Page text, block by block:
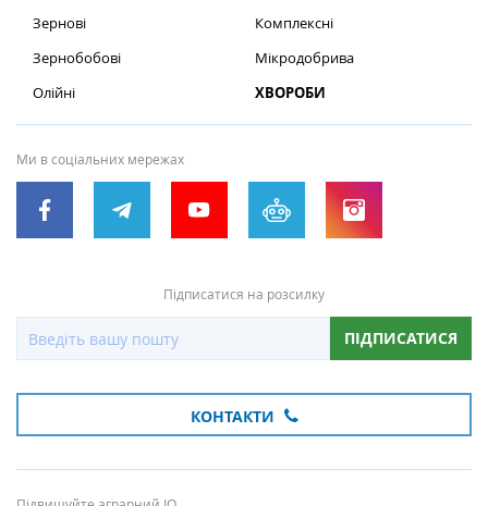
Зернові
Зернобобові
Олійні
Комплексні
Мікродобрива
ХВОРОБИ
Ми в соціальних мережах
Підписатися на розсилку
ПІДПИСАТИСЯ
КОНТАКТИ